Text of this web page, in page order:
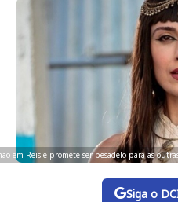
em Reis e promete ser pesadelo para as
Siga o